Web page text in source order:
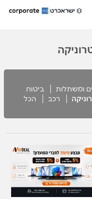
ומשתלות
ביטוח
רכב הכל